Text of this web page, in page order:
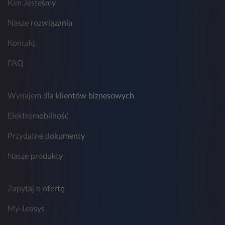
osobowych w Leasys nadzoruje wyznaczony
Inspektor Ochrony Danych, z którym można
Kim Jesteśmy
Nasze rozwiązania
Kontakt
FAQ
Wynajem dla klientów biznesowych
Elektromobilność
Przydatne dokumenty
Nasze produkty
Zapytaj o ofertę
My-Leasys